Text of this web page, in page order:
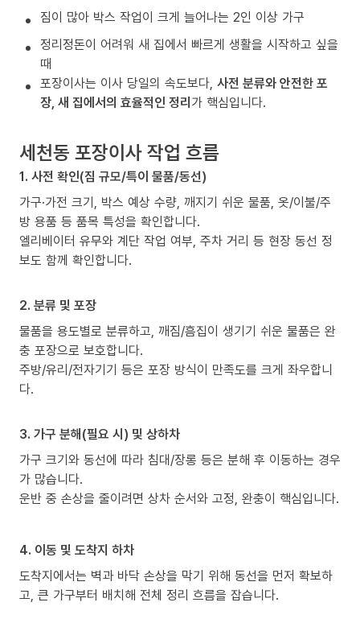
짐이 많아 박스 작업이 크게 늘어나는 2인 이상 가구
정리정돈이 어려워 새 집에서 빠르게 생활을 시작하고 싶을
때
포장이사는 이사 당일의 속도보다, 사전 분류와 안전한 포
장, 새 집에서의 효율적인 정리가 핵심입니다.
세천동 포장이사 작업 흐름
1. 사전 확인(짐 규모/특이 물품/동선)
가구·가전 크기, 박스 예상 수량, 깨지기 쉬운 물품, 옷/이불/주
방 용품 등 품목 특성을 확인합니다.
엘리베이터 유무와 계단 작업 여부, 주차 거리 등 현장 동선 정
보도 함께 확인합니다.
2. 분류 및 포장
물품을 용도별로 분류하고, 깨짐/흠집이 생기기 쉬운 물품은 완
충 포장으로 보호합니다.
주방/유리/전자기기 등은 포장 방식이 만족도를 크게 좌우합니
다.
3. 가구 분해(필요 시) 및 상하차
가구 크기와 동선에 따라 침대/장롱 등은 분해 후 이동하는 경우
가 많습니다.
운반 중 손상을 줄이려면 상차 순서와 고정, 완충이 핵심입니다.
4. 이동 및 도착지 하차
도착지에서는 벽과 바닥 손상을 막기 위해 동선을 먼저 확보하
고, 큰 가구부터 배치해 전체 정리 흐름을 잡습니다.